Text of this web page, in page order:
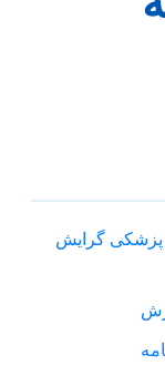
پزشکی گرایش